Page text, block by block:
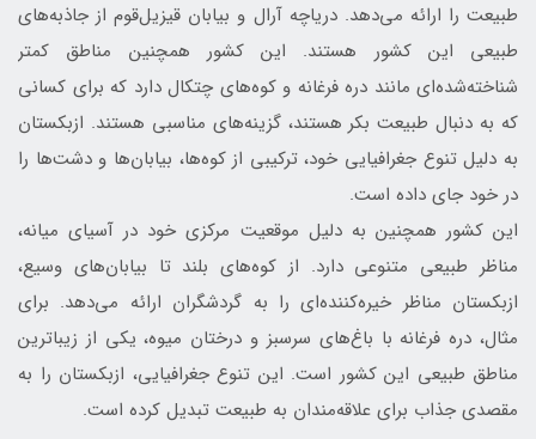
طبیعت را ارائه می‌دهد. دریاچه آرال و بیابان قیزیل‌قوم از جاذبه‌های
طبیعی این کشور هستند. این کشور همچنین مناطق کمتر
شناخته‌شده‌ای مانند دره فرغانه و کوه‌های چتکال دارد که برای کسانی
که به دنبال طبیعت بکر هستند، گزینه‌های مناسبی هستند. ازبکستان
به دلیل تنوع جغرافیایی خود، ترکیبی از کوه‌ها، بیابان‌ها و دشت‌ها را
در خود جای داده است.
این کشور همچنین به دلیل موقعیت مرکزی خود در آسیای میانه،
مناظر طبیعی متنوعی دارد. از کوه‌های بلند تا بیابان‌های وسیع،
ازبکستان مناظر خیره‌کننده‌ای را به گردشگران ارائه می‌دهد. برای
مثال، دره فرغانه با باغ‌های سرسبز و درختان میوه، یکی از زیباترین
مناطق طبیعی این کشور است. این تنوع جغرافیایی، ازبکستان را به
مقصدی جذاب برای علاقه‌مندان به طبیعت تبدیل کرده است.